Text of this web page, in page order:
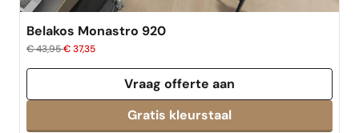
Belakos Monastro 920
€ 43,95€ 37,35
Vraag offerte aan